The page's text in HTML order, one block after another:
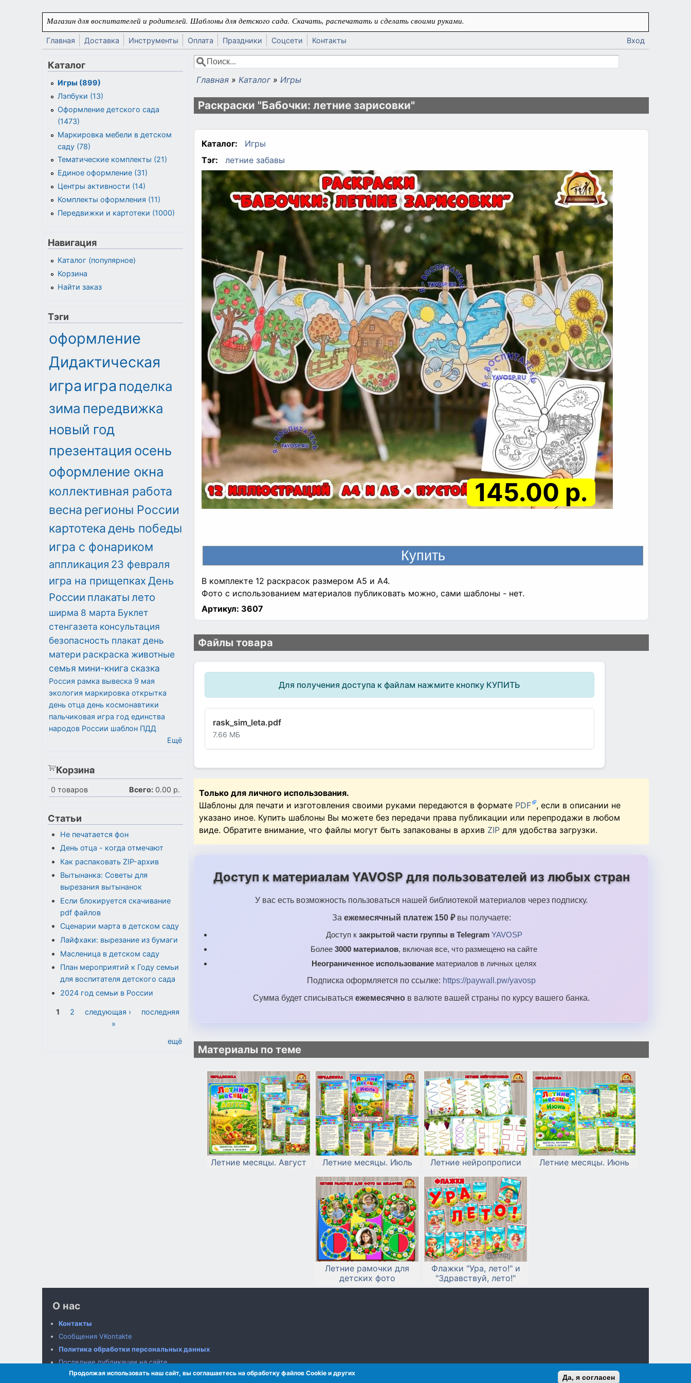
Перейти к основному содержанию
Магазин для воспитателей и родителей. Шаблоны для детского сада. Скачать, распечатать и сделать своими руками.
Главная Доставка Инструменты Оплата Праздники Соцсети Контакты Вход
Форма поиска
Поиск
Вы здесь
Главная » Каталог » Игры
Раскраски "Бабочки: летние зарисовки"
Каталог:
Игры
Тэг:
летние забавы
145.00 р.
В комплекте 12 раскрасок размером A5 и A4.
Фото с использованием материалов публиковать можно, сами шаблоны - нет.
Артикул: 3607
Файлы товара
Для получения доступа к файлам нажмите кнопку КУПИТЬ
rask_sim_leta.pdf
7.66 МБ
Только для личного использования.
Шаблоны для печати и изготовления своими руками передаются в формате PDF , если в описании не
указано иное. Купить шаблоны Вы можете без передачи права публикации или перепродажи в любом
виде. Обратите внимание, что файлы могут быть запакованы в архив ZIP для удобства загрузки.
Доступ к материалам YAVOSP для пользователей из любых стран
У вас есть возможность пользоваться нашей библиотекой материалов через подписку.
За ежемесячный платеж 150 ₽вы получаете:
Доступ к закрытой части группы в Telegram YAVOSP
Более 3000 материалов, включая все, что размещено на сайте
Неограниченное использованиематериалов в личных целях
Подписка оформляется по ссылке: https://paywall.pw/yavosp
Сумма будет списываться ежемесячно в валюте вашей страны по курсу вашего банка.
Материалы по теме
Летние месяцы. Август Летние месяцы. Июль Летние нейропрописи Летние месяцы. Июнь
Летние рамочки для
детских фото
Флажки "Ура, лето!" и
"Здравствуй, лето!"
Каталог
Игры (899)
Лэпбуки (13)
Оформление детского сада
(1473)
Маркировка мебели в детском
саду (78)
Тематические комплекты (21)
Единое оформление (31)
Центры активности (14)
Комплекты оформления (11)
Передвижки и картотеки (1000)
Навигация
Каталог (популярное)
Корзина
Найти заказ
Тэги
оформление
Дидактическая
игра игра поделка
зима передвижка
новый год
презентация осень
оформление окна
коллективная работа
весна регионы России
картотекадень победы
игра с фонариком
аппликация 23 февраля
игра на прищепках День
России плакаты лето
ширма 8 марта Буклет
стенгазета консультация
безопасность плакатдень
матери раскраска животные
семья мини-книга сказка
Россия рамка вывеска 9 мая
экология маркировка открытка
день отца день космонавтики
пальчиковая игра год единства
народов России шаблон ПДД
Ещё
Корзина
0 товаров Всего: 0.00 р.
Статьи
Не печатается фон
День отца - когда отмечают
Как распаковать ZIP-архив
Вытынанка: Советы для
вырезания вытынанок
Если блокируется скачивание
pdf файлов
Сценарии марта в детском саду
Лайфхаки: вырезание из бумаги
Масленица в детском саду
План мероприятий к Году семьи
для воспитателя детского сада
2024 год семьи в России
Страницы
1 2 следующая ›
последняя
»
ещё
О нас
Контакты
Сообщения VKontakte
Политика обработки персональных данных
Последние публикации на сайте
Оферта
Продолжая использовать наш сайт, вы соглашаетесь на обработку файлов Сookie и других
Да, я согласен